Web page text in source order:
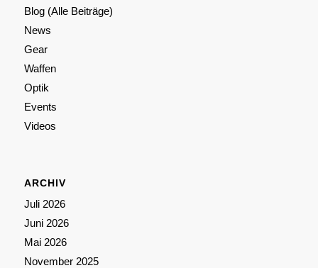
Blog (Alle Beiträge)
News
Gear
Waffen
Optik
Events
Videos
ARCHIV
Juli 2026
Juni 2026
Mai 2026
November 2025